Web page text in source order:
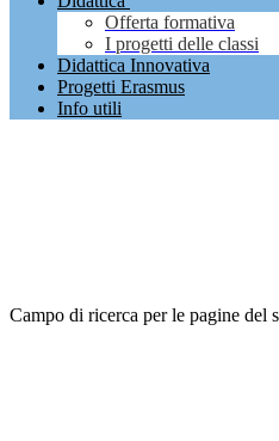
Offerta formativa
I progetti delle classi
Didattica Innovativa
Progetti Erasmus
Info utili
Campo di ricerca per le pagine del